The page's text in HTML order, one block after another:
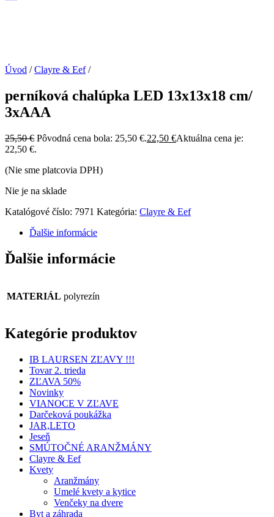
Úvod /Clayre & Eef/
perníková chalúpka LED 13x13x18 cm/
3xAAA
25,50€ Pôvodná cena bola: 25,50 €.22,50 €Aktuálna cena je:
22,50 €.
(Nie sme platcovia DPH)
Nie je na sklade
Katalógové číslo: 7971 Kategória: Clayre & Eef
Ďalšie informácie
Ďalšie informácie
MATERIÁL polyrezín
Kategórie produktov
IB LAURSEN ZĽAVY !!!
Tovar 2. trieda
ZĽAVA 50%
Novinky
VIANOCE V ZĽAVE
Darčeková poukážka
JAR,LETO
Jeseň
SMÚTOČNÉ ARANŽMÁNY
Clayre & Eef
Kvety
Aranžmány
Umelé kvety a kytice
Venčeky na dvere
Byt a záhrada